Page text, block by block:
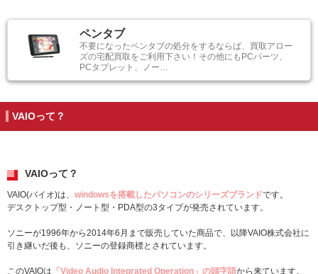
ペンタブ
不要になったペンタブの処分をするならば、買取アロー
ズの宅配買取をご利用下さい！その他にもPCパーツ、
PCタブレット、ノー…
VAIOって？
VAIOって？
VAIO(バイオ)は、 windowsを搭載したパソコンのシリーズブランドです。
デスクトップ型・ノート型・PDA型の3タイプが発売されています。
ソニーが1996年から2014年6月まで販売していた商品で、以降VAIO株式会社に
引き継いだ後も、ソニーの登録商標とされています。
このVAIOは 「Video Audio Integrated Operation」の頭字語から来ています。